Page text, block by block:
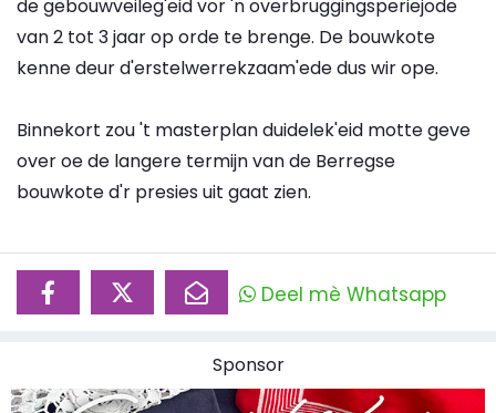
de gebouwveileg'eid vor 'n overbruggingsperiejode
van 2 tot 3 jaar op orde te brenge. De bouwkote
kenne deur d'erstelwerrekzaam'ede dus wir ope.
Binnekort zou 't masterplan duidelek'eid motte geve
over oe de langere termijn van de Berregse
bouwkote d'r presies uit gaat zien.
Deel mè Whatsapp
Sponsor